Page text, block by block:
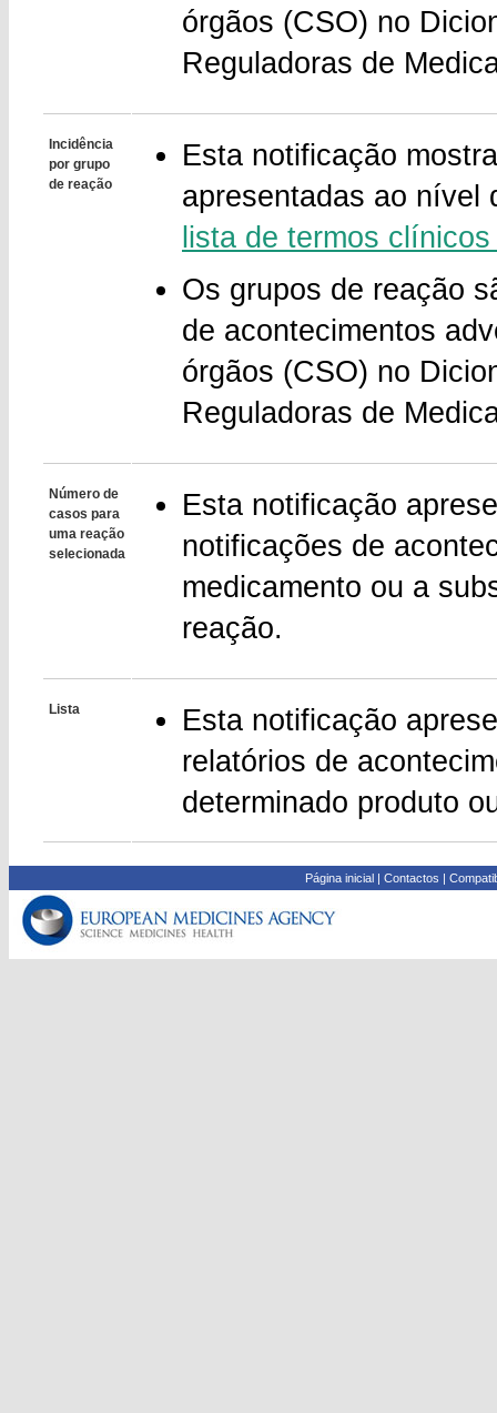
órgãos (CSO) no
Reguladoras de
Incidência
por grupo
de reação
Esta notificação
apresentadas ao nível
lista de termos
Os grupos de reação
de acontecimentos
órgãos (CSO) no
Reguladoras de
Número de
casos para
uma reação
selecionada
Esta notificação
notificações de
medicamento ou a
reação.
Lista
Esta notificação
relatórios de
determinado produto
Página inicial | Contactos |